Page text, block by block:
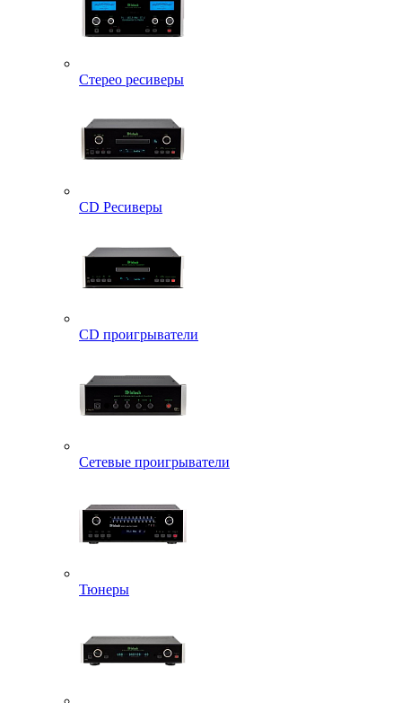
Стерео ресиверы
CD Ресиверы
CD проигрыватели
Сетевые проигрыватели
Тюнеры